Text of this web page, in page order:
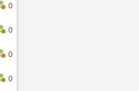
0
0
0
0